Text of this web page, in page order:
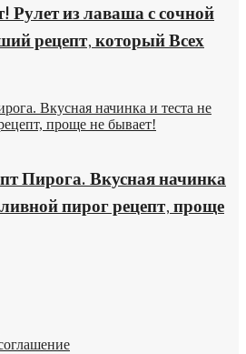
Рулет из лаваша с сочной
рецепт, который Всех
Вкусная начинка и теста не
проще не бывает!
Пирога. Вкусная начинка
пирог рецепт, проще